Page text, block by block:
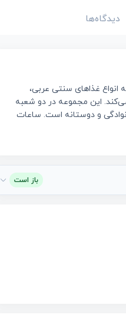
دیدگاه‌ها
غذاهای سنتی عربی،
این مجموعه در دو شعبه
و دوستانه است. ساعات
باز است